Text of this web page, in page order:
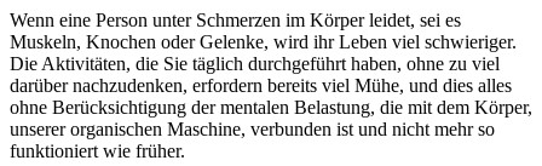
Wenn eine Person unter Schmerzen im Körper leidet, sei es
Muskeln, Knochen oder Gelenke, wird ihr Leben viel schwieriger.
Die Aktivitäten, die Sie täglich durchgeführt haben, ohne zu viel
darüber nachzudenken, erfordern bereits viel Mühe, und dies alles
ohne Berücksichtigung der mentalen Belastung, die mit dem Körper,
unserer organischen Maschine, verbunden ist und nicht mehr so ​​
funktioniert wie früher.